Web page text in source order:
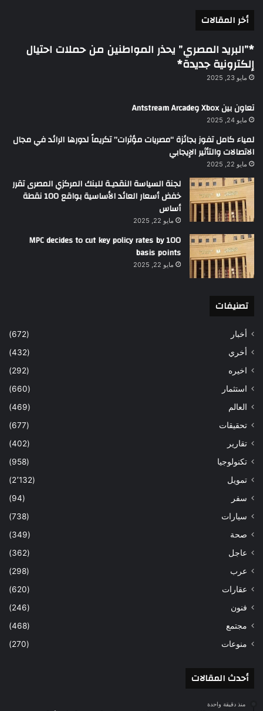
أخر المقالات
*”البريد المصري” يحذر المواطنين من حملات احتيال
إلكترونية جديدة*
مايو 23, 2025
تعاون بين Xbox وAntstream Arcade
مايو 24, 2025
لمياء كامل تفوز بجائزة “مصريات مؤثرات” تكريماً لدورها الرائد في مجال
الاتصالات والتأثير الإيجابي
مايو 22, 2025
لجنة السياسة النقديـة للبنك المركزي المصرى تقرر
خفض أسعار العائد الأساسية بواقع 100 نقطة
أساس
مايو 22, 2025
MPC decides to cut key policy rates by 100
basis points
مايو 22, 2025
تصنيفات
أخبار
(672)
أخري
(432)
اخيره
(292)
استثمار
(660)
العالم
(469)
تحقيقات
(677)
تقارير
(402)
تكنولوجيا
(958)
تمويل
(2٬132)
سفر
(94)
سيارات
(738)
صحة
(349)
عاجل
(362)
عرب
(298)
عقارات
(620)
فنون
(246)
مجتمع
(468)
منوعات
(270)
أحدث المقالات
منذ دقيقة واحدة